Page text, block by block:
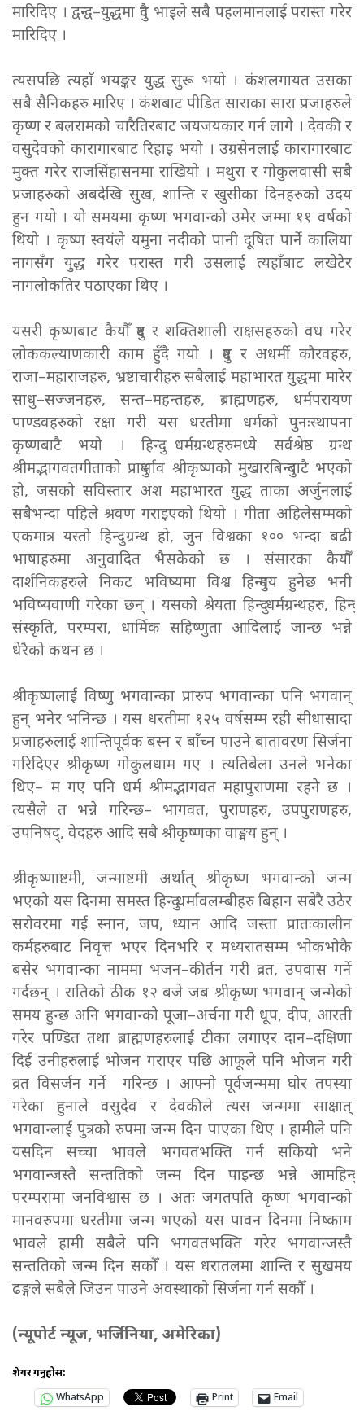
मारिदिए । द्वन्द्व–युद्धमा दुवै भाइले सबै पहलमानलाई परास्त गरेर
मारिदिए ।
त्यसपछि त्यहाँ भयङ्कर युद्ध सुरू भयो । कंशलगायत उसका
सबै सैनिकहरु मारिए । कंशबाट पीडित साराका सारा प्रजाहरुले
कृष्ण र बलरामको चारैतिरबाट जयजयकार गर्न लागे । देवकी र
वसुदेवको कारागारबाट रिहाइ भयो । उग्रसेनलाई कारागारबाट
मुक्त गरेर राजसिंहासनमा राखियो । मथुरा र गोकुलवासी सबै
प्रजाहरुको अबदेखि सुख, शान्ति र खुसीका दिनहरुको उदय
हुन गयो । यो समयमा कृष्ण भगवान्को उमेर जम्मा ११ वर्षको
थियो । कृष्ण स्वयंले यमुना नदीको पानी दूषित पार्ने कालिया
नागसँग युद्ध गरेर परास्त गरी उसलाई त्यहाँबाट लखेटेर
नागलोकतिर पठाएका थिए ।
यसरी कृष्णबाट कैयौँ दुष्ट र शक्तिशाली राक्षसहरुको वध गरेर
लोककल्याणकारी काम हुँदै गयो । दुष्ट र अधर्मी कौरवहरु,
राजा–महाराजहरु, भ्रष्टाचारीहरु सबैलाई महाभारत युद्धमा मारेर
साधु–सज्जनहरु, सन्त–महन्तहरु, ब्राह्मणहरु, धर्मपरायण
पाण्डवहरुको रक्षा गरी यस धरतीमा धर्मको पुनःस्थापना
कृष्णबाटै भयो । हिन्दु धर्मग्रन्थहरुमध्ये सर्वश्रेष्ठ ग्रन्थ
श्रीमद्भागवतगीताको प्रादुर्भाव श्रीकृष्णको मुखारबिन्दुबाटै भएको
हो, जसको सविस्तार अंश महाभारत युद्ध ताका अर्जुनलाई
सबैभन्दा पहिले श्रवण गराइएको थियो । गीता अहिलेसम्मको
एकमात्र यस्तो हिन्दु ग्रन्थ हो, जुन विश्वका १०० भन्दा बढी
भाषाहरुमा अनुवादित भैसकेको छ । संसारका कैयौँ
दार्शनिकहरुले निकट भविष्यमा विश्व हिन्दुमय हुनेछ भनी
भविष्यवाणी गरेका छन् । यसको श्रेयता हिन्दु धर्मग्रन्थहरु, हिन्दु
संस्कृति, परम्परा, धार्मिक सहिष्णुता आदिलाई जान्छ भन्ने
धेरैको कथन छ ।
श्रीकृष्णलाई विष्णु भगवान्का प्रारुप भगवान्का पनि भगवान्
हुन् भनेर भनिन्छ । यस धरतीमा १२५ वर्षसम्म रही सीधासादा
प्रजाहरुलाई शान्तिपूर्वक बस्न र बाँच्न पाउने बातावरण सिर्जना
गरिदिएर श्रीकृष्ण गोकुलधाम गए । त्यतिबेला उनले भनेका
थिए– म गए पनि धर्म श्रीमद्भागवत महापुराणमा रहने छ ।
त्यसैले त भन्ने गरिन्छ– भागवत, पुराणहरु, उपपुराणहरु,
उपनिषद्, वेदहरु आदि सबै श्रीकृष्णका वाङ्मय हुन् ।
श्रीकृष्णाष्टमी, जन्माष्टमी अर्थात् श्रीकृष्ण भगवान्को जन्म
भएको यस दिनमा समस्त हिन्दु धर्मावलम्बीहरु बिहान सबेरै उठेर
सरोवरमा गई स्नान, जप, ध्यान आदि जस्ता प्रातःकालीन
कर्महरुबाट निवृत्त भएर दिनभरि र मध्यरातसम्म भोकभोकै
बसेर भगवान्का नाममा भजन–कीर्तन गरी व्रत, उपवास गर्ने
गर्दछन् । रातिको ठीक १२ बजे जब श्रीकृष्ण भगवान् जन्मेको
समय हुन्छ अनि भगवान्को पूजा–अर्चना गरी धूप, दीप, आरती
गरेर पण्डित तथा ब्राह्मणहरुलाई टीका लगाएर दान–दक्षिणा
दिई उनीहरुलाई भोजन गराएर पछि आफूले पनि भोजन गरी
व्रत विसर्जन गर्ने गरिन्छ । आफ्नो पूर्वजन्ममा घोर तपस्या
गरेका हुनाले वसुदेव र देवकीले त्यस जन्ममा साक्षात्
भगवान्लाई पुत्रको रुपमा जन्म दिन पाएका थिए । हामीले पनि
यसदिन सच्चा भावले भगवतभक्ति गर्न सकियो भने
भगवान्जस्तै सन्ततिको जन्म दिन पाइन्छ भन्ने आमहिन्दु
परम्परामा जनविश्वास छ । अतः जगतपति कृष्ण भगवान्को
मानवरुपमा धरतीमा जन्म भएको यस पावन दिनमा निष्काम
भावले हामी सबैले पनि भगवतभक्ति गरेर भगवान्जस्तै
सन्ततिको जन्म दिन सकौँ । यस धरातलमा शान्ति र सुखमय
ढङ्गले सबैले जिउन पाउने अवस्थाको सिर्जना गर्न सकौँ ।
(न्यूपोर्ट न्यूज, भर्जिनिया, अमेरिका)
शेयर गर्नुहोस:
WhatsApp
Print Email